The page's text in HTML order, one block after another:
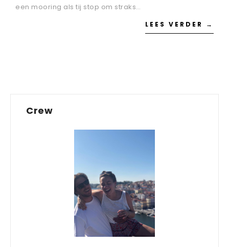
een mooring als tij stop om straks…
LEES VERDER →
Crew